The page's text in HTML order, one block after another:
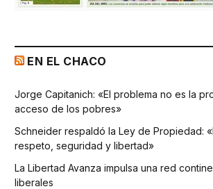
EN EL CHACO
Jorge Capitanich: «El problema no es la
acceso de los pobres»
Schneider respaldó la Ley de Propiedad:
respeto, seguridad y libertad»
La Libertad Avanza impulsa una red
liberales